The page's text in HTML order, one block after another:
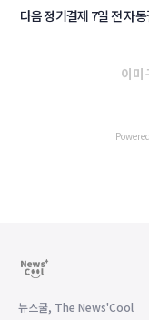
다음 정기결제 7일 전 자
이미
뉴스쿨, The News'Cool